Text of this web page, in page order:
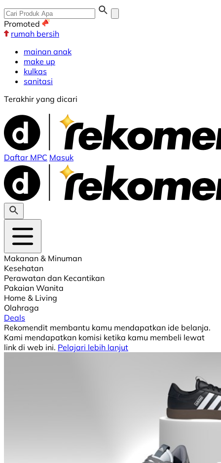
Promoted
rumah bersih
mainan anak
make up
kulkas
sanitasi
Terakhir yang dicari
Daftar MPC Masuk
Makanan & Minuman
Kesehatan
Perawatan dan Kecantikan
Pakaian Wanita
Home & Living
Olahraga
Deals
Rekomendit membantu kamu mendapatkan ide belanja.
Kami mendapatkan komisi ketika kamu membeli lewat
link di web ini. Pelajari lebih lanjut